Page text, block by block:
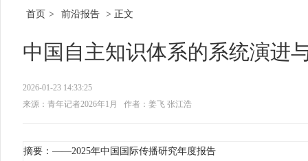
首页 > 前沿报告 > 正文
中国自主知识体系的系统演进
2026-01-23 14:33:25
来源：青年记者2026年1月
作者：姜飞 张江浩
摘要：——2025年中国国际传播研究年度报告